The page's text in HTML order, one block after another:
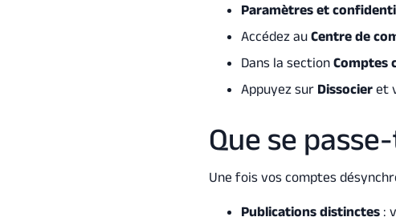
Paramètres et
Accédez auCentre de
Dans la sectionComptes
Appuyez sur Dissocier et
Que se
Une fois vos comptes
Publications distinctes :